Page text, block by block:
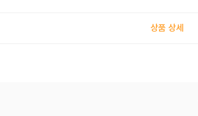
상품 상세